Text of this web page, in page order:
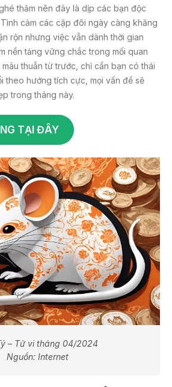
thăm nên đây là dịp các bạn độc
cảm các cặp đôi ngày càng khăng
rộn nhưng việc vẫn dành thời gian
nền tảng vững chắc trong mối quan
thuẫn từ trước, chỉ cần bạn có thái
theo hướng tích cực, mọi vấn đề sẽ
trong tháng này.
TẠI ĐÂY
– Tử vi tháng 04/2024
Nguồn: Internet